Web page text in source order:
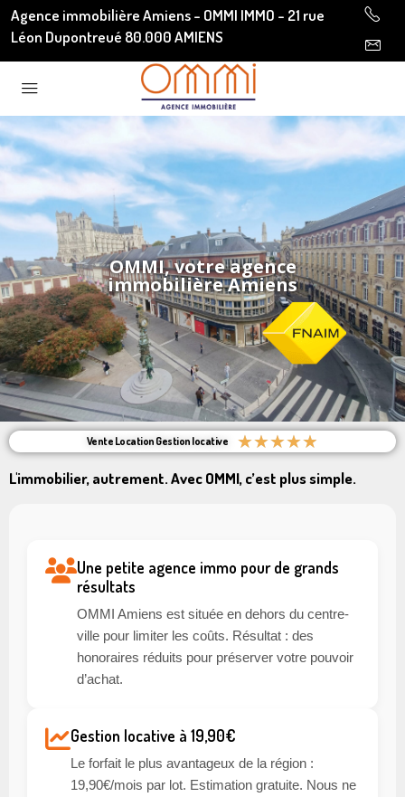
Agence immobilière Amiens - OMMI IMMO - 21 rue
Léon Dupontreué 80.000 AMIENS
OMMI, votre agence
immobilière Amiens
Vente Location Gestion locative ★★★★★
L'immobilier, autrement. Avec OMMI, c’est plus simple.
Une petite agence immo pour de grands
résultats
OMMI Amiens est située en dehors du centre-
ville pour limiter les coûts. Résultat : des
honoraires réduits pour préserver votre pouvoir
d’achat.
Gestion locative à 19,90€
Le forfait le plus avantageux de la région :
19,90€/mois par lot. Estimation gratuite. Nous ne